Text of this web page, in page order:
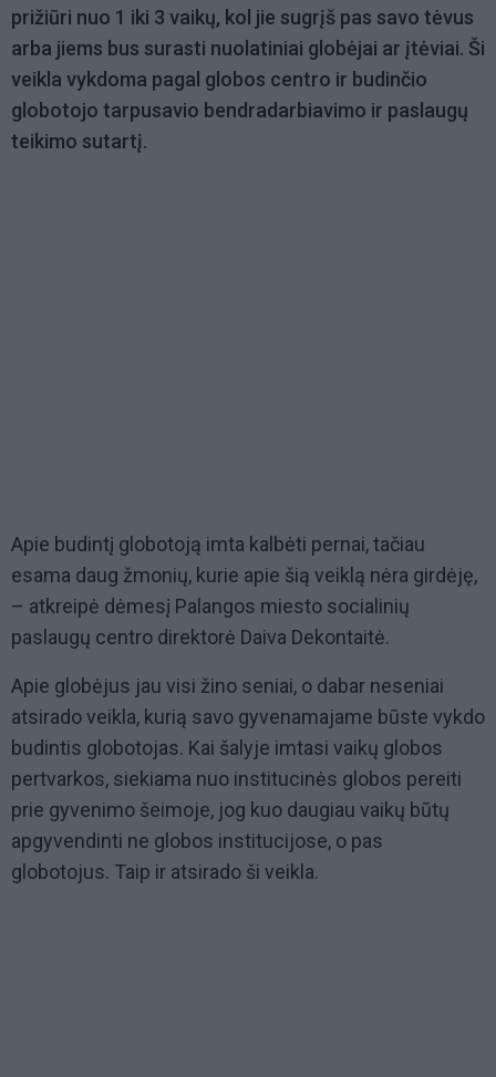
prižiūri nuo 1 iki 3 vaikų, kol jie sugrįš pas savo tėvus
arba jiems bus surasti nuolatiniai globėjai ar įtėviai. Ši
veikla vykdoma pagal globos centro ir budinčio
globotojo tarpusavio bendradarbiavimo ir paslaugų
teikimo sutartį.
Apie budintį globotoją imta kalbėti pernai, tačiau
esama daug žmonių, kurie apie šią veiklą nėra girdėję,
– atkreipė dėmesį Palangos miesto socialinių
paslaugų centro direktorė Daiva Dekontaitė.
Apie globėjus jau visi žino seniai, o dabar neseniai
atsirado veikla, kurią savo gyvenamajame būste vykdo
budintis globotojas. Kai šalyje imtasi vaikų globos
pertvarkos, siekiama nuo institucinės globos pereiti
prie gyvenimo šeimoje, jog kuo daugiau vaikų būtų
apgyvendinti ne globos institucijose, o pas
globotojus. Taip ir atsirado ši veikla.